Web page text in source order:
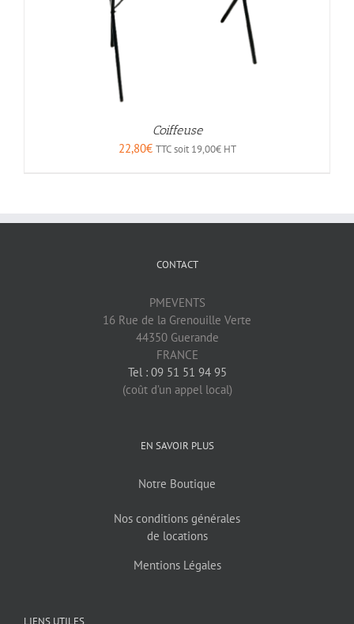
Coiffeuse
22,80€ TTC soit 19,00€HT
CONTACT
PMEVENTS
16 Rue de la Grenouille Verte
44350 Guerande
FRANCE
Tel : 09 51 51 94 95
(coût d’un appel local)
EN SAVOIR PLUS
Notre Boutique
Nos conditions générales
de locations
Mentions Légales
LIENS UTILES